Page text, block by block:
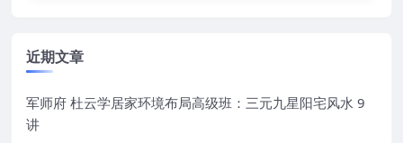
近期文章
军师府 杜云学居家环境布局高级班：三元九星阳宅风水 9
讲